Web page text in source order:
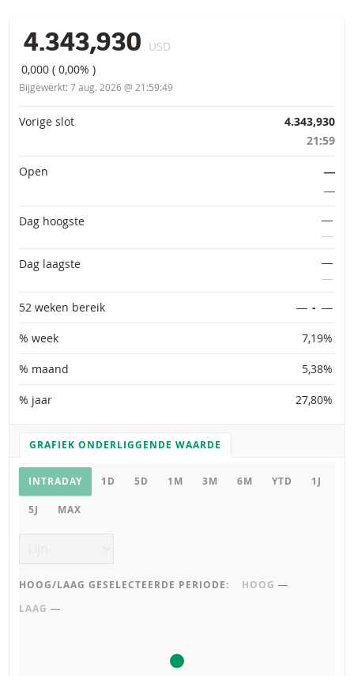
4.343,930 USD
0,000 (0,00% )
Bijgewerkt: 7 aug. 2026 @ 21:59:49
Primaire informatie
Vorige slot
4.343,930
21:59
Open
―
―
Dag hoogste
―
―
Dag laagste
―
―
52 weken bereik
― - ―
% week 7,19%
% maand 5,38%
% jaar 27,80%
GRAFIEK ONDERLIGGENDE WAARDE
Grafiek onderliggende waarde
GRAFIEK INSTELLINGEN
INTRADAY
1D 5D 1M 3M 6M YTD 1J
5J MAX
HOOG/LAAG GESELECTEERDE PERIODE: HOOG ―
LAAG ―